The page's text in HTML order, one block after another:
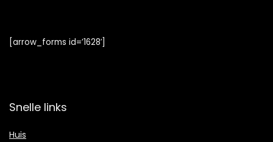
[arrow_forms id=’1628′]
Snelle links
Huis